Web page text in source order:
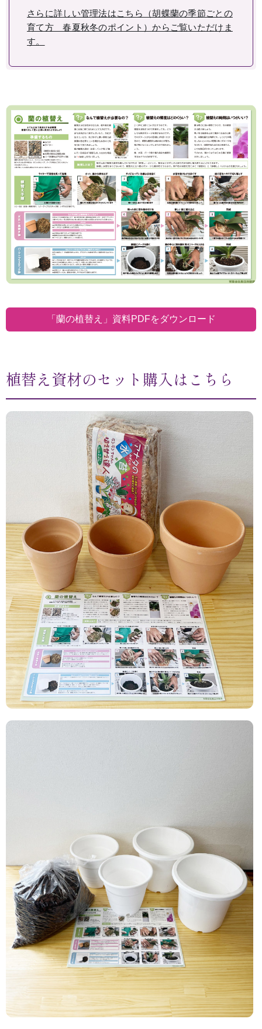
さらに詳しい管理法はこちら（胡蝶蘭の季節ごとの
育て方 春夏秋冬のポイント）からご覧いただけま
す。
「蘭の植替え」資料PDFをダウンロード
植替え資材のセット購入はこちら